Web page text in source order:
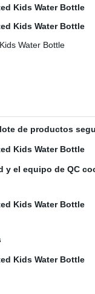
de productos
el equipo de QC